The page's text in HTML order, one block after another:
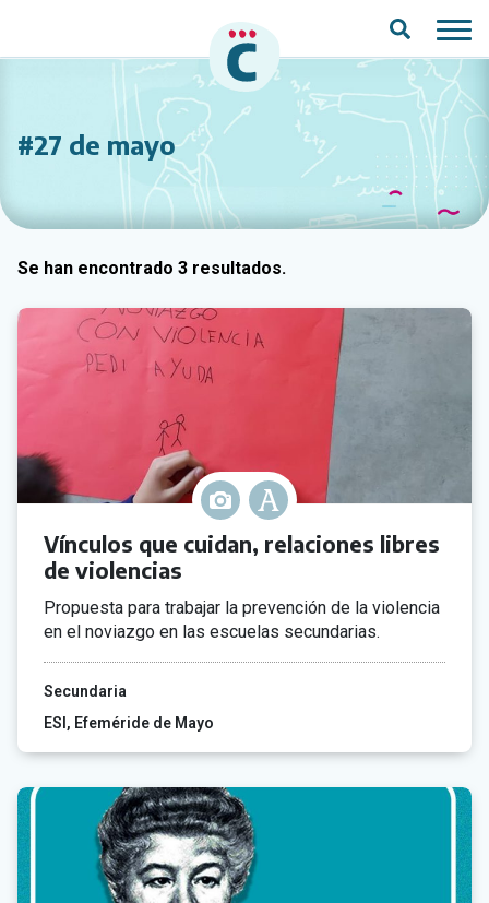
#27 de mayo
Se han encontrado 3 resultados.
Vínculos que cuidan, relaciones libres
de violencias
Propuesta para trabajar la prevención de la violencia
en el noviazgo en las escuelas secundarias.
Secundaria
ESI
Efeméride de Mayo